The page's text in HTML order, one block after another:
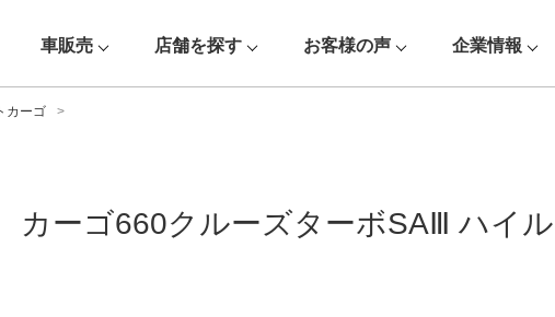
車販売 店舗を探す お客様の声 企業情報
カーゴ
ーゴ660クルーズターボSAⅢ ハイ